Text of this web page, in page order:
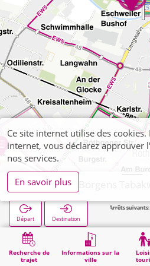
Recherche de
trajet
Informations sur la
ville
Départ Destination
Arrêts suivants:
Démarrage Vente de billets Eschweiler,
Ce site internet utilise des
internet, vous déclarez approuver
nos services.
En savoir plus